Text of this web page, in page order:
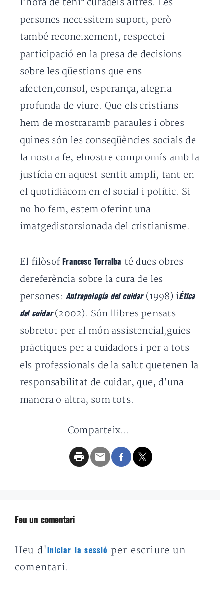
l’hora de tenir curadels altres. Les
persones necessitem suport, però
també reconeixement, respectei
participació en la presa de decisions
sobre les qüestions que ens
afecten,consol, esperança, alegria
profunda de viure. Que els cristians
hem de mostraramb paraules i obres
quines són les conseqüències socials de
la nostra fe, elnostre compromís amb la
justícia en aquest sentit ampli, tant en
el quotidiàcom en el social i polític. Si
no ho fem, estem oferint una
imatgedistorsionada del cristianisme.
El filòsofFrancesc Torralba té dues obres
dereferència sobre la cura de les
persones: Antropología del cuidar(1998) iÉtica
del cuidar(2002). Són llibres pensats
sobretot per al món assistencial,guies
pràctiques per a cuidadors i per a tots
els professionals de la salut quetenen la
responsabilitat de cuidar, que, d’una
manera o altra, som tots.
Comparteix...
Feu un comentari
Heu d'iniciar la sessió
per escriure un
comentari.